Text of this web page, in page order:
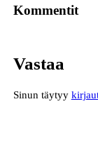
Kommentit
Vastaa
Sinun täytyy